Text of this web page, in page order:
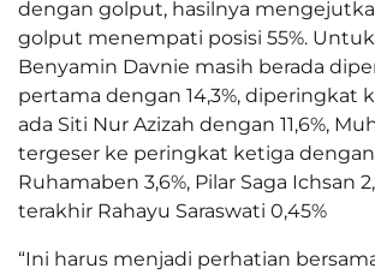
dengan golput, hasilnya
golput menempati posisi 55%. Untuk
Benyamin Davnie masih berada
pertama dengan 14,3%, diperingkat
ada Siti Nur Azizah dengan 11,6%,
tergeser ke peringkat ketiga dengan
Ruhamaben 3,6%, Pilar Saga Ichsan
terakhir Rahayu Saraswati 0,45%
“Ini harus menjadi perhatian